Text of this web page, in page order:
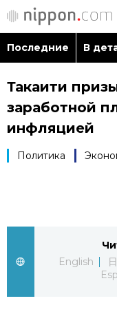
Последние
Последние В
Такаити
заработной
инфляцией
Политика
English